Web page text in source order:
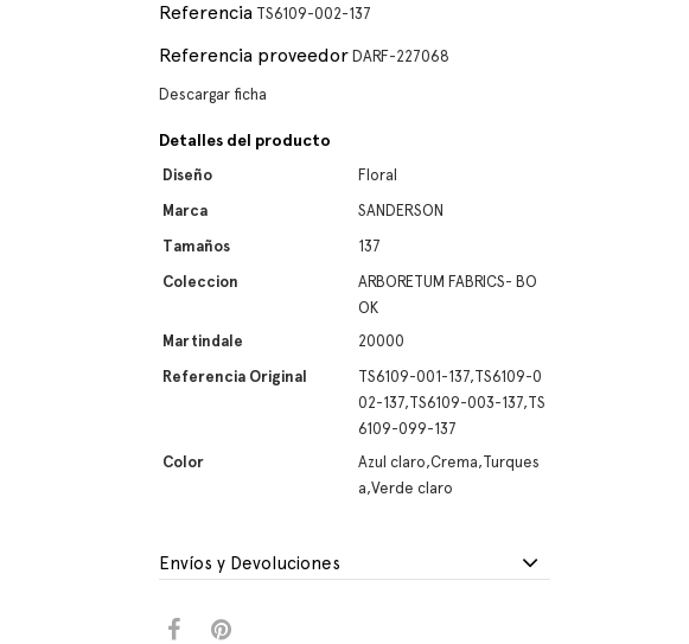
Referencia TS6109-002-137
Referencia proveedor DARF-227068
Descargar ficha
Detalles del producto
Diseño
Floral
Marca
SANDERSON
Tamaños
137
Coleccion
ARBORETUM FABRICS- BO
OK
Martindale
20000
Referencia Original
TS6109-001-137,TS6109-0
02-137,TS6109-003-137,TS
6109-099-137
Color
Azul claro,Crema,Turques
a,Verde claro
Envíos y Devoluciones